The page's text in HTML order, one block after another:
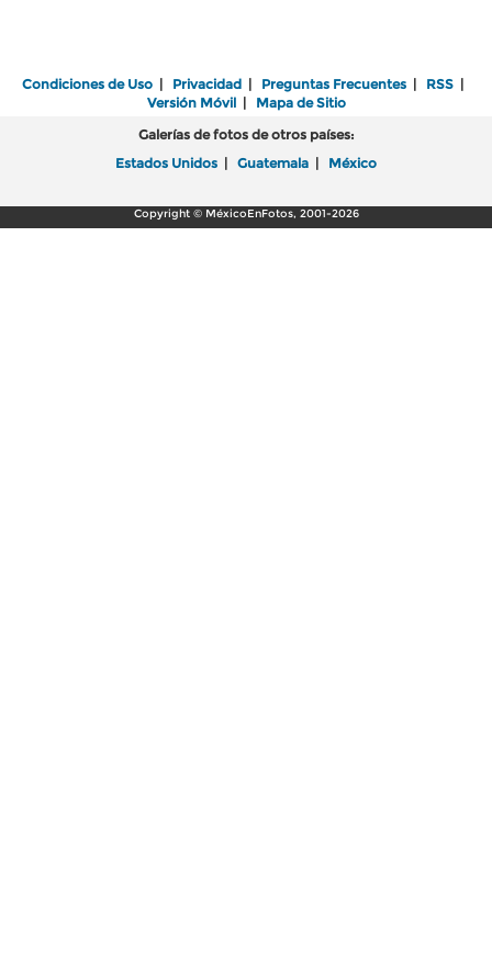
Condiciones de Uso | Privacidad | Preguntas Frecuentes | RSS |
Versión Móvil| Mapa de Sitio
Galerías de fotos de otros países:
Estados Unidos | Guatemala | México
Copyright © MéxicoEnFotos, 2001-2026